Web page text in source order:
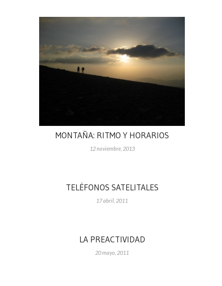
MONTAÑA: RITMO Y HORARIOS
12 noviembre, 2013
TELÉFONOS SATELITALES
17 abril, 2011
LA PREACTIVIDAD
20 mayo, 2011